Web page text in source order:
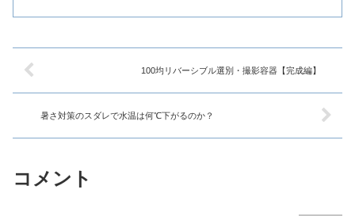
100均リバーシブル選別・撮影容器【完成編】
暑さ対策のスダレで水温は何℃下がるのか？
コメント